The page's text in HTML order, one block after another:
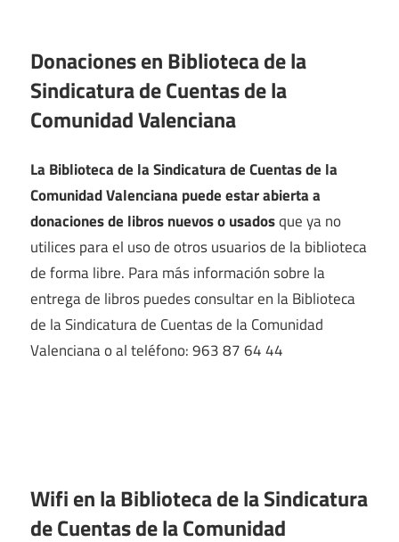
Donaciones en Biblioteca de la
Sindicatura de Cuentas de la
Comunidad Valenciana
La Biblioteca de la Sindicatura de Cuentas de la
Comunidad Valenciana puede estar abierta a
donaciones de libros nuevos o usadosque ya no
utilices para el uso de otros usuarios de la biblioteca
de forma libre. Para más información sobre la
entrega de libros puedes consultar en la Biblioteca
de la Sindicatura de Cuentas de la Comunidad
Valenciana o al teléfono: 963 87 64 44
Wifi en laBiblioteca de la Sindicatura
de Cuentas de la Comunidad